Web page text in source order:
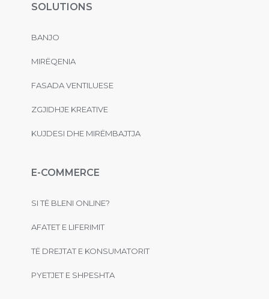
SOLUTIONS
BANJO
MIRËQENIA
FASADA VENTILUESE
ZGJIDHJE KREATIVE
KUJDESI DHE MIRËMBAJTJA
E-COMMERCE
SI TË BLENI ONLINE?
AFATET E LIFERIMIT
TË DREJTAT E KONSUMATORIT
PYETJET E SHPESHTA